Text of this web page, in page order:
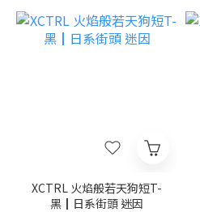
XCTRL 火焰般若天狗短T-
黑┃日系街頭 迷因